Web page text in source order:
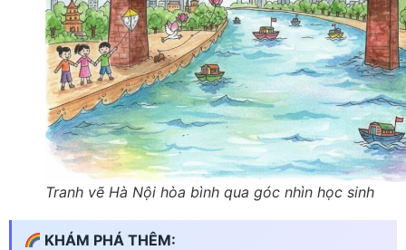
Tranh vẽ Hà Nội hòa bình qua góc nhìn học sinh
KHÁM PHÁ THÊM: